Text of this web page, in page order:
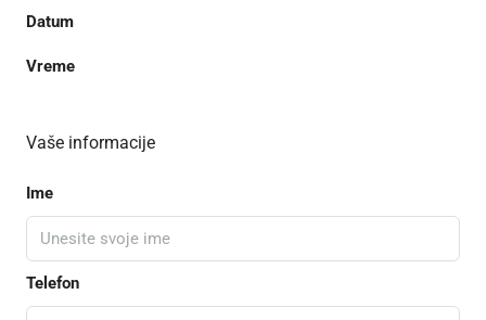
Datum
Vreme
Vaše informacije
Ime
Telefon